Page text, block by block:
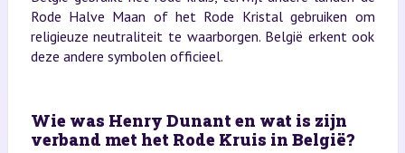
Rode Halve Maan of het Rode Kristal gebruiken om
religieuze neutraliteit te waarborgen. België erkent ook
deze andere symbolen officieel.
Wie was Henry Dunant en wat is zijn
verband met het Rode Kruis in België?